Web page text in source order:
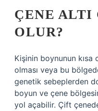
ÇENE ALTI
OLUR?
Kişinin boynunun kısa
olması veya bu
genetik sebeplerden
boyun ve çene
yol açabilir. Çift